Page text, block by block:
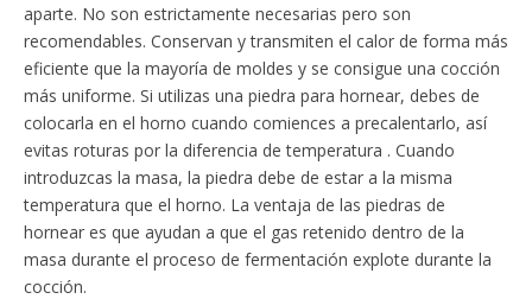
aparte. No son estrictamente necesarias pero son
recomendables. Conservan y transmiten el calor de forma más
eficiente que la mayoría de moldes y se consigue una cocción
más uniforme. Si utilizas una piedra para hornear, debes de
colocarla en el horno cuando comiences a precalentarlo, así
evitas roturas por la diferencia de temperatura . Cuando
introduzcas la masa, la piedra debe de estar a la misma
temperatura que el horno. La ventaja de las piedras de
hornear es que ayudan a que el gas retenido dentro de la
masa durante el proceso de fermentación explote durante la
cocción.